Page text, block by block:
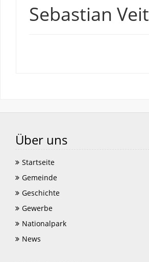
Sebastian Veit
Über uns
Startseite
Gemeinde
Geschichte
Gewerbe
Nationalpark
News